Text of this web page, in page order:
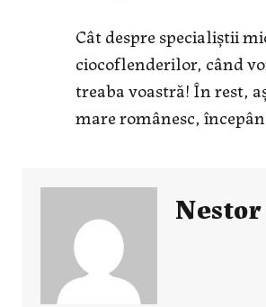
Cât despre specialiştii
ciocoflenderilor, când
treaba voastră! În rest,
mare românesc,
Nestor